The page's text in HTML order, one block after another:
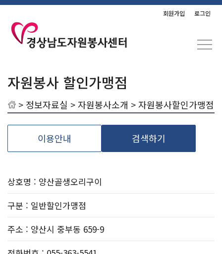
회원가입 로그인
자원봉사 할인가맹점
> 정보자료실 >자원봉사소개 > 자원봉사할인가맹점
이용안내 검색하기
상호명 : 양산골생오리구이
구분 : 일반할인가맹점
주소 : 양산시 중부동 659-9